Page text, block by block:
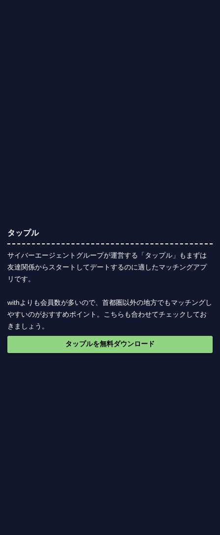
タップル
サイバーエージェントグループが運営する「タップル」もまずは
友達関係からスタートしてデートするのに適したマッチングアプ
リです。
withよりも会員数が多いので、首都圏以外の地方でもマッチングし
やすいのがおすすめポイント。こちらも合わせてチェックしてお
きましょう。
タップルを無料ダウンロード